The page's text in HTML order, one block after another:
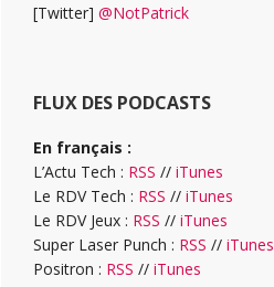
[Twitter] @NotPatrick
FLUX DES PODCASTS
En français :
L’Actu Tech : RSS // iTunes
Le RDV Tech : RSS // iTunes
Le RDV Jeux : RSS // iTunes
Super Laser Punch : RSS // iTunes
Positron : RSS // iTunes